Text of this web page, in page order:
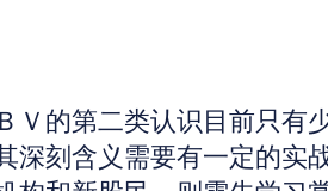
Ｖ的第二类认识目前只有
深刻含义需要有一定的实